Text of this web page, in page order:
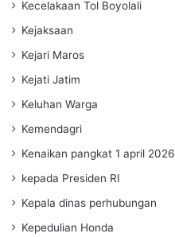
Kecelakaan Tol Boyolali
Kejaksaan
Kejari Maros
Kejati Jatim
Keluhan Warga
Kemendagri
Kenaikan pangkat 1 april 2026
kepada Presiden RI
Kepala dinas perhubungan
Kepedulian Honda